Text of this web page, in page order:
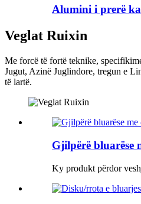
Alumini i prerë
Veglat Ruixin
Me forcë të fortë teknike,
Jugut, Azinë Juglindore, tregun e
të lartë.
Gjilpërë bluarëse
Ky produkt përdor